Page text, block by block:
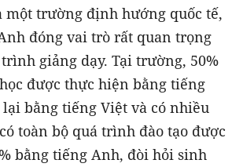
một trường định hướng quốc tế,
đóng vai trò rất quan trọng
giảng dạy. Tại trường, 50%
được thực hiện bằng tiếng
lại bằng tiếng Việt và có nhiều
toàn bộ quá trình đào tạo được
bằng tiếng Anh, đòi hỏi sinh